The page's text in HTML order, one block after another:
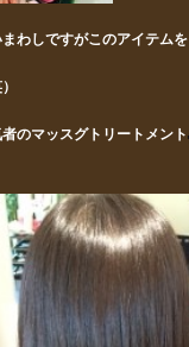
わしですがこのアイテムを
のマッスグトリートメント